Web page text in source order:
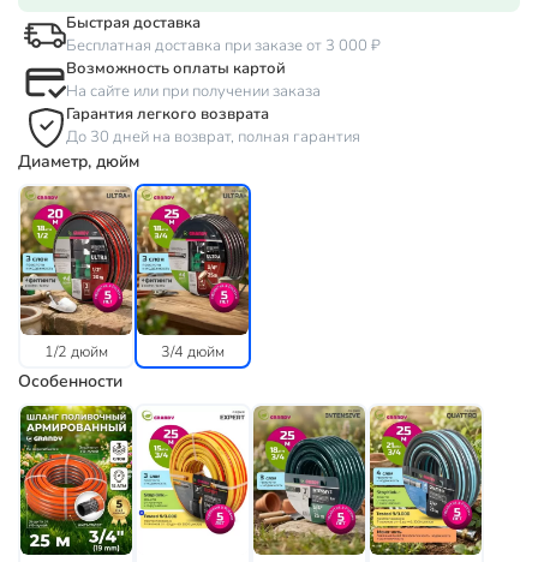
Быстрая доставка
Бесплатная доставка при заказе от 3 000 ₽
Возможность оплаты картой
На сайте или при получении заказа
Гарантия легкого возврата
До 30 дней на возврат, полная гарантия
Диаметр, дюйм
1/2 дюйм 3/4 дюйм
Особенности